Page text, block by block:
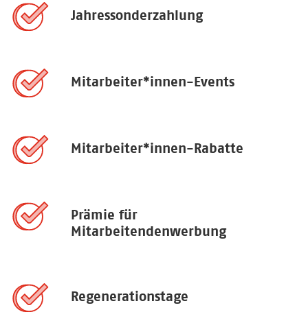
Jahressonderzahlung
Mitarbeiter*innen-Events
Mitarbeiter*innen-Rabatte
Prämie für
Mitarbeitendenwerbung
Regenerationstage